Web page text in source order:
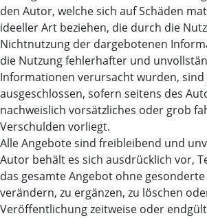
den Autor, welche sich auf Schäden
ideeller Art beziehen, die durch die
Nichtnutzung der dargebotenen
die Nutzung fehlerhafter und
Informationen verursacht wurden,
ausgeschlossen, sofern seitens des
nachweislich vorsätzliches oder grob
Verschulden vorliegt.
Alle Angebote sind freibleibend und
Autor behält es sich ausdrücklich vor,
das gesamte Angebot ohne
verändern, zu ergänzen, zu löschen
Veröffentlichung zeitweise oder